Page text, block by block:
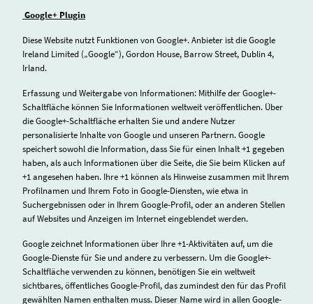
Google+ Plugin
Diese Website nutzt Funktionen von Google+. Anbieter ist die Google
Ireland Limited („Google“), Gordon House, Barrow Street, Dublin 4,
Irland.
Erfassung und Weitergabe von Informationen: Mithilfe der Google+-
Schaltfläche können Sie Informationen weltweit veröffentlichen. Über
die Google+-Schaltfläche erhalten Sie und andere Nutzer
personalisierte Inhalte von Google und unseren Partnern. Google
speichert sowohl die Information, dass Sie für einen Inhalt +1 gegeben
haben, als auch Informationen über die Seite, die Sie beim Klicken auf
+1 angesehen haben. Ihre +1 können als Hinweise zusammen mit Ihrem
Profilnamen und Ihrem Foto in Google-Diensten, wie etwa in
Suchergebnissen oder in Ihrem Google-Profil, oder an anderen Stellen
auf Websites und Anzeigen im Internet eingeblendet werden.
Google zeichnet Informationen über Ihre +1-Aktivitäten auf, um die
Google-Dienste für Sie und andere zu verbessern. Um die Google+-
Schaltfläche verwenden zu können, benötigen Sie ein weltweit
sichtbares, öffentliches Google-Profil, das zumindest den für das Profil
gewählten Namen enthalten muss. Dieser Name wird in allen Google-